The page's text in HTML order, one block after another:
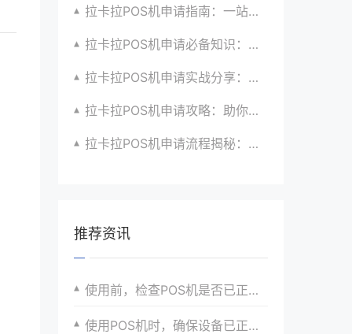
拉卡拉POS机申请指南：一站式解决商户支付升级、智能化与创新需求
拉卡拉POS机申请必备知识：全面了解政策、市场、技术与创新趋势
拉卡拉POS机申请实战分享：如何借助支付创新技术提升商户运营效益与效率
拉卡拉POS机申请攻略：助你打造个性化、差异化支付体验以提升竞争力
拉卡拉POS机申请流程揭秘：紧跟支付技术创新步伐，抢占市场先机
推荐资讯
使用前，检查POS机是否已正确安装必要的软件更新。
使用POS机时，确保设备已正确设置时区。